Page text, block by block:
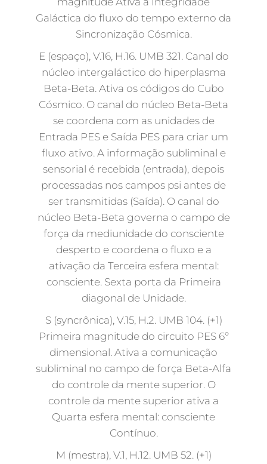
Galáctica do fluxo do tempo externo da
Sincronização Cósmica.
E (espaço), V.16, H.16. UMB 321. Canal do
núcleo intergaláctico do hiperplasma
Beta-Beta. Ativa os códigos do Cubo
Cósmico. O canal do núcleo Beta-Beta
se coordena com as unidades de
Entrada PES e Saída PES para criar um
fluxo ativo. A informação subliminal e
sensorial é recebida (entrada), depois
processadas nos campos psi antes de
ser transmitidas (Saída). O canal do
núcleo Beta-Beta governa o campo de
força da mediunidade do consciente
desperto e coordena o fluxo e a
ativação da Terceira esfera mental:
consciente. Sexta porta da Primeira
diagonal de Unidade.
S (syncrônica), V.15, H.2. UMB 104. (+1)
Primeira magnitude do circuito PES 6º
dimensional. Ativa a comunicação
subliminal no campo de força Beta-Alfa
do controle da mente superior. O
controle da mente superior ativa a
Quarta esfera mental: consciente
Contínuo.
M (mestra), V.1, H.12. UMB 52. (+1)